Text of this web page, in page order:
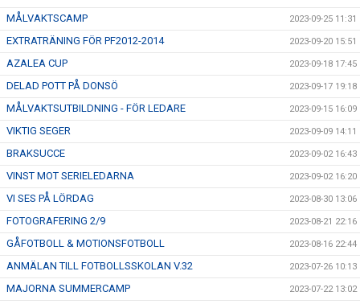
MÅLVAKTSCAMP 2023-09-25 11:31
EXTRATRÄNING FÖR PF2012-2014 2023-09-20 15:51
AZALEA CUP 2023-09-18 17:45
DELAD POTT PÅ DONSÖ 2023-09-17 19:18
MÅLVAKTSUTBILDNING - FÖR LEDARE 2023-09-15 16:09
VIKTIG SEGER 2023-09-09 14:11
BRAKSUCCE 2023-09-02 16:43
VINST MOT SERIELEDARNA 2023-09-02 16:20
VI SES PÅ LÖRDAG 2023-08-30 13:06
FOTOGRAFERING 2/9 2023-08-21 22:16
GÅFOTBOLL & MOTIONSFOTBOLL 2023-08-16 22:44
ANMÄLAN TILL FOTBOLLSSKOLAN V.32 2023-07-26 10:13
MAJORNA SUMMERCAMP 2023-07-22 13:02